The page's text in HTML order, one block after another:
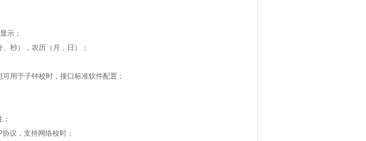
示；
秒），农历（月，日）；
用于子钟校时，接口标准软件配置；
协议，支持网络校时；